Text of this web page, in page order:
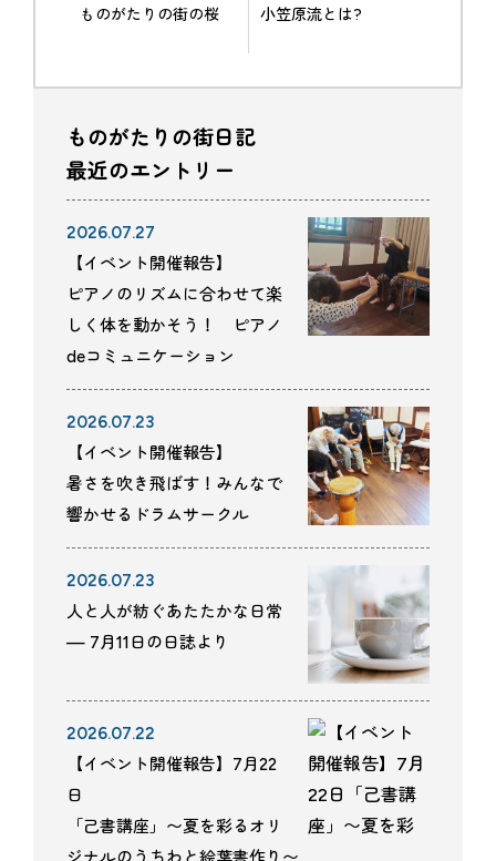
ものがたりの街の桜 小笠原流とは?
ものがたりの街日記
最近のエントリー
2026.07.27
【イベント開催報告】
ピアノのリズムに合わせて楽
しく体を動かそう！ ピアノ
deコミュニケーション
2026.07.23
【イベント開催報告】
暑さを吹き飛ばす！みんなで
響かせるドラムサークル
2026.07.23
人と人が紡ぐあたたかな日常
— 7月11日の日誌より
2026.07.22
【イベント開催報告】7月22
日
「己書講座」〜夏を彩るオリ